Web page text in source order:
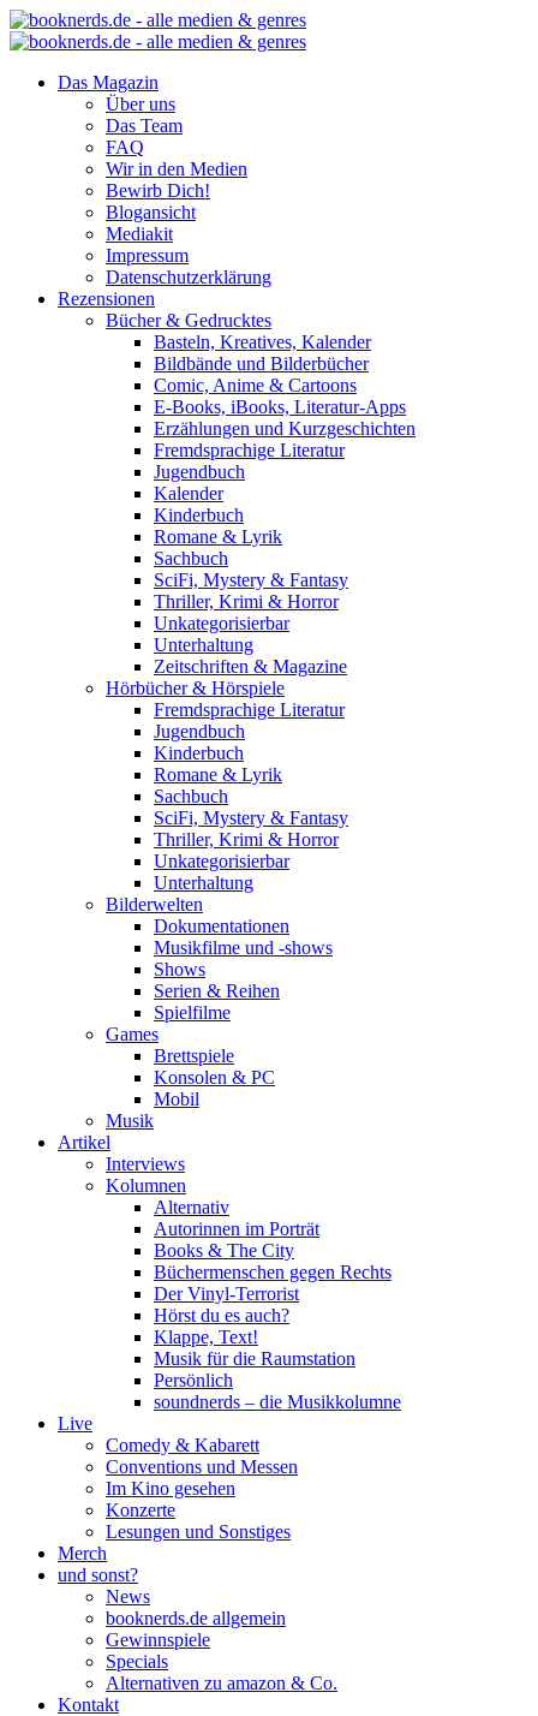
Das Magazin
Über uns
Das Team
FAQ
Wir in den Medien
Bewirb Dich!
Blogansicht
Mediakit
Impressum
Datenschutzerklärung
Rezensionen
Bücher & Gedrucktes
Basteln, Kreatives, Kalender
Bildbände und Bilderbücher
Comic, Anime & Cartoons
E-Books, iBooks, Literatur-Apps
Erzählungen und Kurzgeschichten
Fremdsprachige Literatur
Jugendbuch
Kalender
Kinderbuch
Romane & Lyrik
Sachbuch
SciFi, Mystery & Fantasy
Thriller, Krimi & Horror
Unkategorisierbar
Unterhaltung
Zeitschriften & Magazine
Hörbücher & Hörspiele
Fremdsprachige Literatur
Jugendbuch
Kinderbuch
Romane & Lyrik
Sachbuch
SciFi, Mystery & Fantasy
Thriller, Krimi & Horror
Unkategorisierbar
Unterhaltung
Bilderwelten
Dokumentationen
Musikfilme und -shows
Shows
Serien & Reihen
Spielfilme
Games
Brettspiele
Konsolen & PC
Mobil
Musik
Artikel
Interviews
Kolumnen
Alternativ
Autorinnen im Porträt
Books & The City
Büchermenschen gegen Rechts
Der Vinyl-Terrorist
Hörst du es auch?
Klappe, Text!
Musik für die Raumstation
Persönlich
soundnerds – die Musikkolumne
Live
Comedy & Kabarett
Conventions und Messen
Im Kino gesehen
Konzerte
Lesungen und Sonstiges
Merch
und sonst?
News
booknerds.de allgemein
Gewinnspiele
Specials
Alternativen zu amazon & Co.
Kontakt